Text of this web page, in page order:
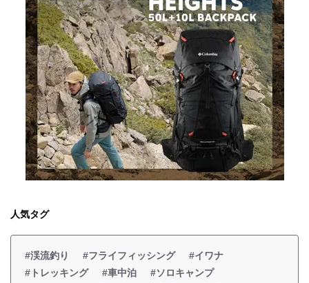
人気タグ
#渓流釣り #フライフィッシング
#イワナ
#トレッキング
#車中泊
#ソロキャンプ